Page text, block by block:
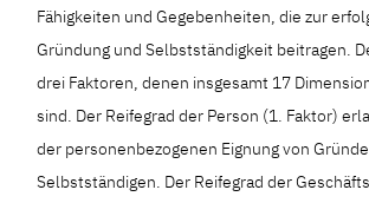
Fähigkeiten und Gegebenheiten, die zur
Gründung und Selbstständigkeit beitragen.
drei Faktoren, denen insgesamt 17
sind. Der Reifegrad der Person (1. Faktor)
der personenbezogenen Eignung von
Selbstständigen. Der Reifegrad der